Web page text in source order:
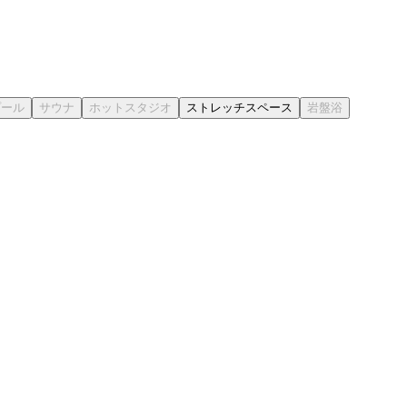
ストレッチスペース